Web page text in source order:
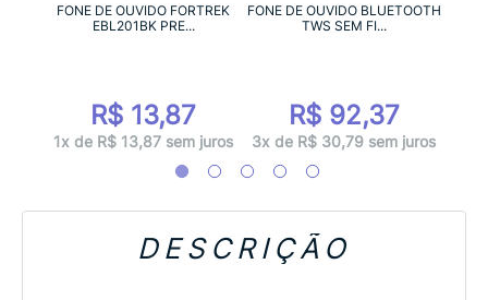
FONE DE OUVIDO FORTREK
EBL201BK PRE...
R$ 13,87
1x de R$ 13,87 sem juros
FONE DE OUVIDO BLUETOOTH
TWS SEM FI...
R$ 92,37
3x de R$ 30,79 sem juros
DESCRIÇÃO